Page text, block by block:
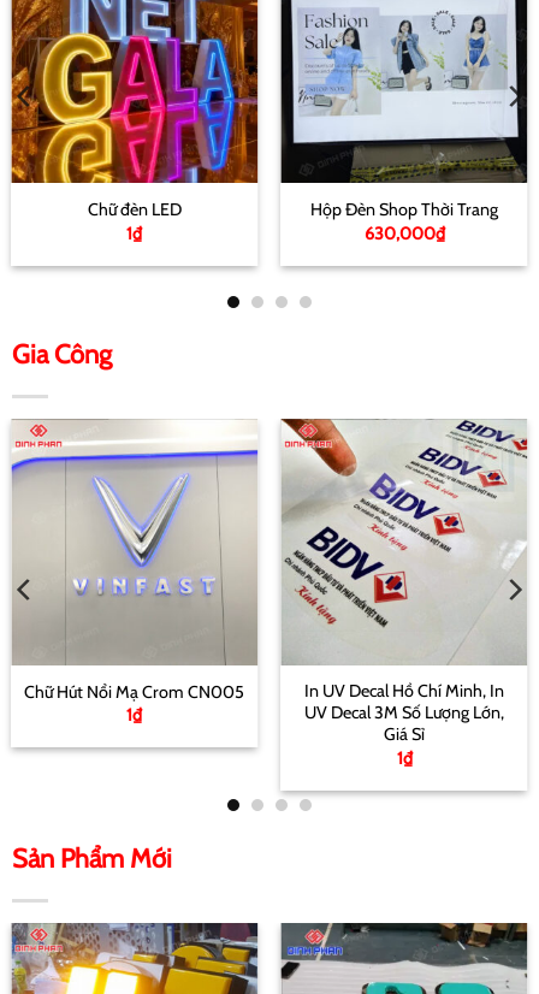
Chữ đèn LED
1₫
Hộp Đèn Shop Thời Trang
630,000₫
Gia Công
Chữ Hút Nổi Mạ Crom CN005
1₫
In UV Decal Hồ Chí Minh, In
UV Decal 3M Số Lượng Lớn,
Giá Sỉ
1₫
Sản Phẩm Mới